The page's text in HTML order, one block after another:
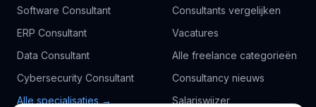
Software Consultant
ERP Consultant
Data Consultant
Cybersecurity Consultant
Alle specialisaties →
Consultants vergelijken
Vacatures
Alle freelance categorieën
Consultancy nieuws
Salariswijzer